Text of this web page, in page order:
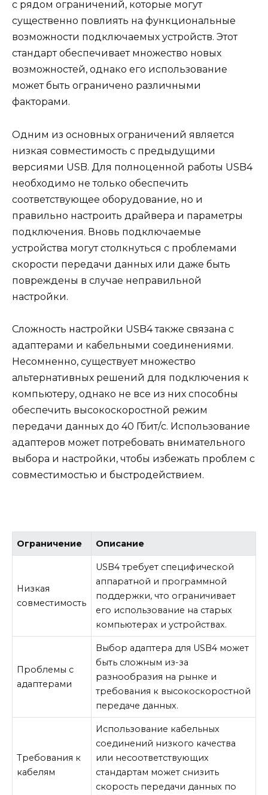
с рядом ограничений, которые могут
существенно повлиять на функциональные
возможности подключаемых устройств. Этот
стандарт обеспечивает множество новых
возможностей, однако его использование
может быть ограничено различными
факторами.
Одним из основных ограничений является
низкая совместимость с предыдущими
версиями USB. Для полноценной работы USB4
необходимо не только обеспечить
соответствующее оборудование, но и
правильно настроить драйвера и параметры
подключения. Вновь подключаемые
устройства могут столкнуться с проблемами
скорости передачи данных или даже быть
повреждены в случае неправильной
настройки.
Сложность настройки USB4 также связана с
адаптерами и кабельными соединениями.
Несомненно, существует множество
альтернативных решений для подключения к
компьютеру, однако не все из них способны
обеспечить высокоскоростной режим
передачи данных до 40 Гбит/с. Использование
адаптеров может потребовать внимательного
выбора и настройки, чтобы избежать проблем с
совместимостью и быстродействием.
Ограничение Описание
Низкая
совместимость
USB4 требует специфической
аппаратной и программной
поддержки, что ограничивает
его использование на старых
компьютерах и устройствах.
Проблемы с
адаптерами
Выбор адаптера для USB4 может
быть сложным из-за
разнообразия на рынке и
требования к высокоскоростной
передаче данных.
Требования к
кабелям
Использование кабельных
соединений низкого качества
или несоответствующих
стандартам может снизить
скорость передачи данных по